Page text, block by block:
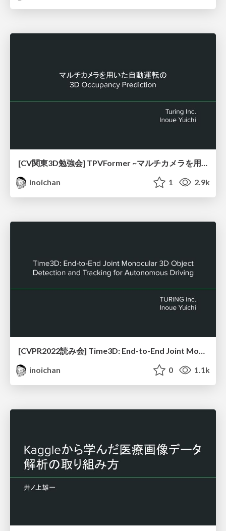
[CV関東3D勉強会] TPVFormer ~マルチカメラを用いた自動運転の3D Occupancy Prediction~
inoichan
1 2.9k
[CVPR2022読み会] Time3D: End-to-End Joint Monocular 3D Object Detection and Tracking for Autonomous Driving
inoichan
0 1.1k